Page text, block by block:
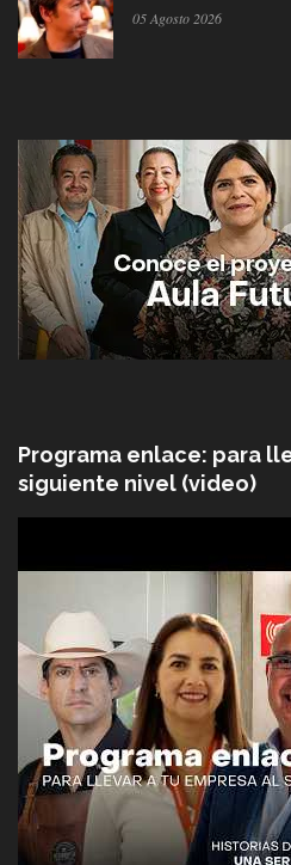
05 Agosto 2026
Programa enlace: para
siguiente nivel (video)